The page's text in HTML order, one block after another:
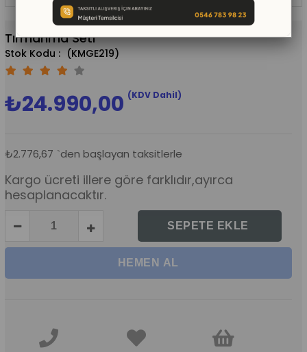
Tırmanma Seti
(KMGE219)
₺24.990,00 (KDV Dahil)
₺2.776,67 `den başlayan taksitlerle
Kargo ücreti illere göre farklıdır,ayırca
hesaplanacaktır.